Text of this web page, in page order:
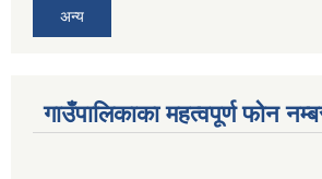
अन्य
गाउँपालिकाका महत्वपूर्ण फोन